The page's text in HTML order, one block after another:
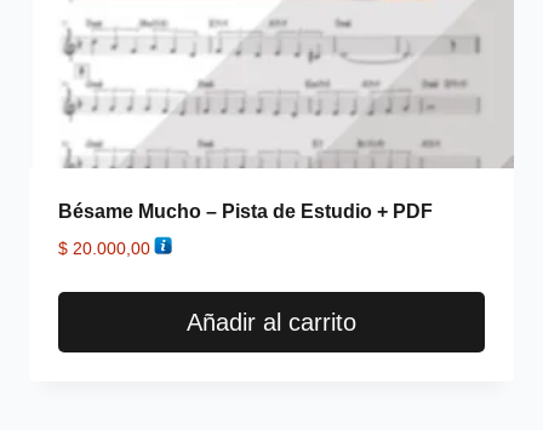
Bésame Mucho – Pista de Estudio + PDF
$ 20.000,00
Añadir al carrito